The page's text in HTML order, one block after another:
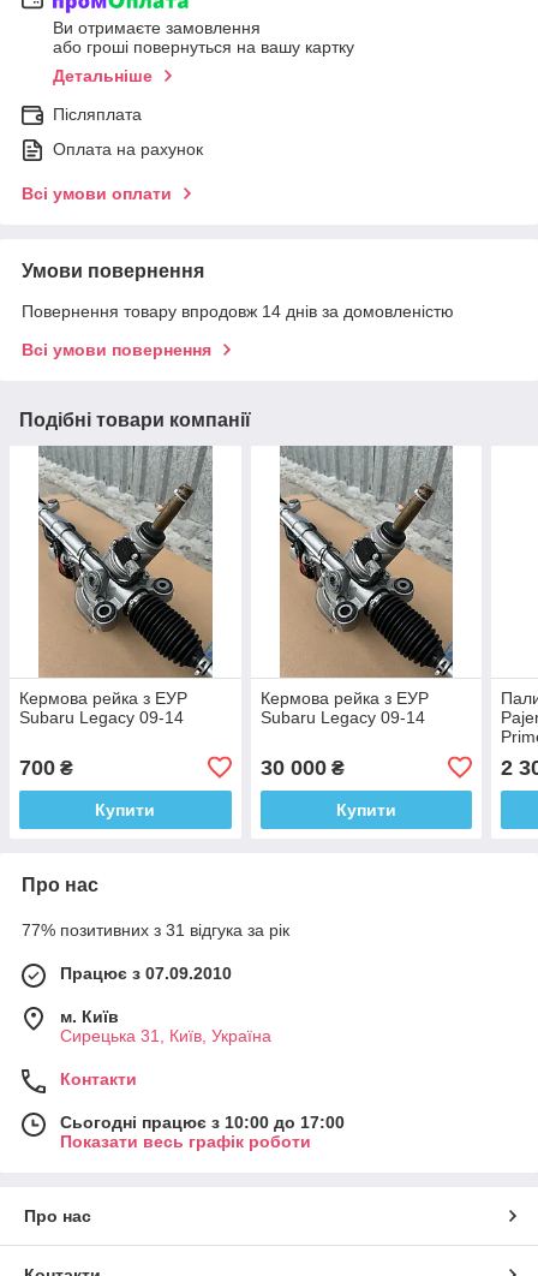
Ви отримаєте замовлення
або гроші повернуться на вашу картку
Детальніше
Післяплата
Оплата на рахунок
Всі умови оплати
Умови повернення
Повернення товару впродовж 14 днів за домовленістю
Всі умови повернення
Подібні товари компанії
Кермова рейка з ЕУР
Subaru Legacy 09-14
700 ₴
Купити
Кермова рейка з ЕУР
Subaru Legacy 09-14
30 000₴
Купити
2
Про нас
77% позитивних з 31 відгука за рік
Працює з 07.09.2010
м. Київ
Сирецька 31, Київ, Україна
Контакти
Сьогодні працює з 10:00 до 17:00
Показати весь графік роботи
Про нас